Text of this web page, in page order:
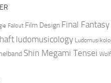
Fallout Film Design Final Fantasy
ludomusicology
Shin Megami Tensei